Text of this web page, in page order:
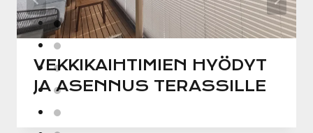
VEKKIKAIHTIMIEN HYÖDYT
JA ASENNUS TERASSILLE